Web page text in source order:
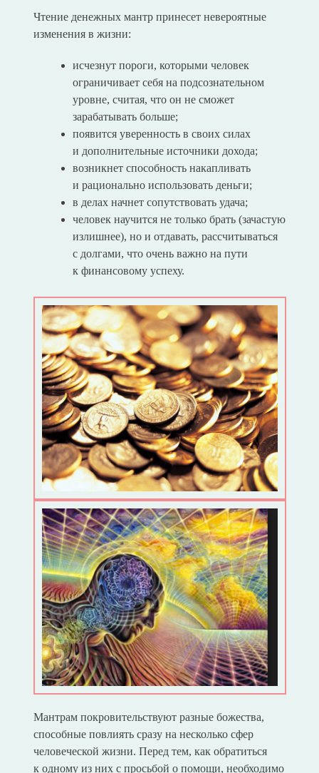
Чтение денежных мантр принесет невероятные
изменения в жизни:
исчезнут пороги, которыми человек
ограничивает себя на подсознательном
уровне, считая, что он не сможет
зарабатывать больше;
появится уверенность в своих силах
и дополнительные источники дохода;
возникнет способность накапливать
и рационально использовать деньги;
в делах начнет сопутствовать удача;
человек научится не только брать (зачастую
излишнее), но и отдавать, рассчитываться
с долгами, что очень важно на пути
к финансовому успеху.
Мантрам покровительствуют разные божества,
способные повлиять сразу на несколько сфер
человеческой жизни. Перед тем, как обратиться
к одному из них с просьбой о помощи, необходимо